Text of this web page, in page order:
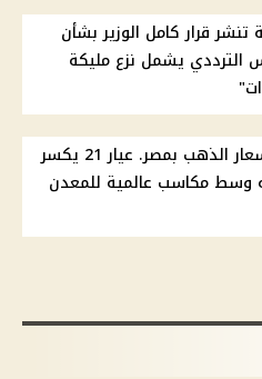
تنشر قرار كامل الوزير بشأن
الترددي يشمل نزع مليكة
ارتفاع جديد بأسعار الذهب بمصر. عيار 21 يكسر